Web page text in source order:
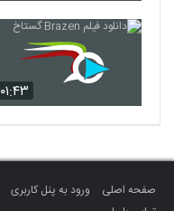
۰۱:۴۳
صفحه اصلی ورود به پنل کاربری